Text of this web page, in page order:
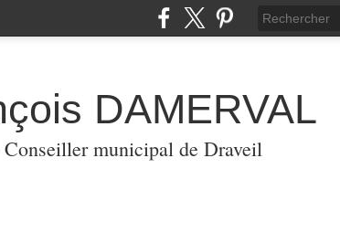
DAMERVAL
municipal de Draveil